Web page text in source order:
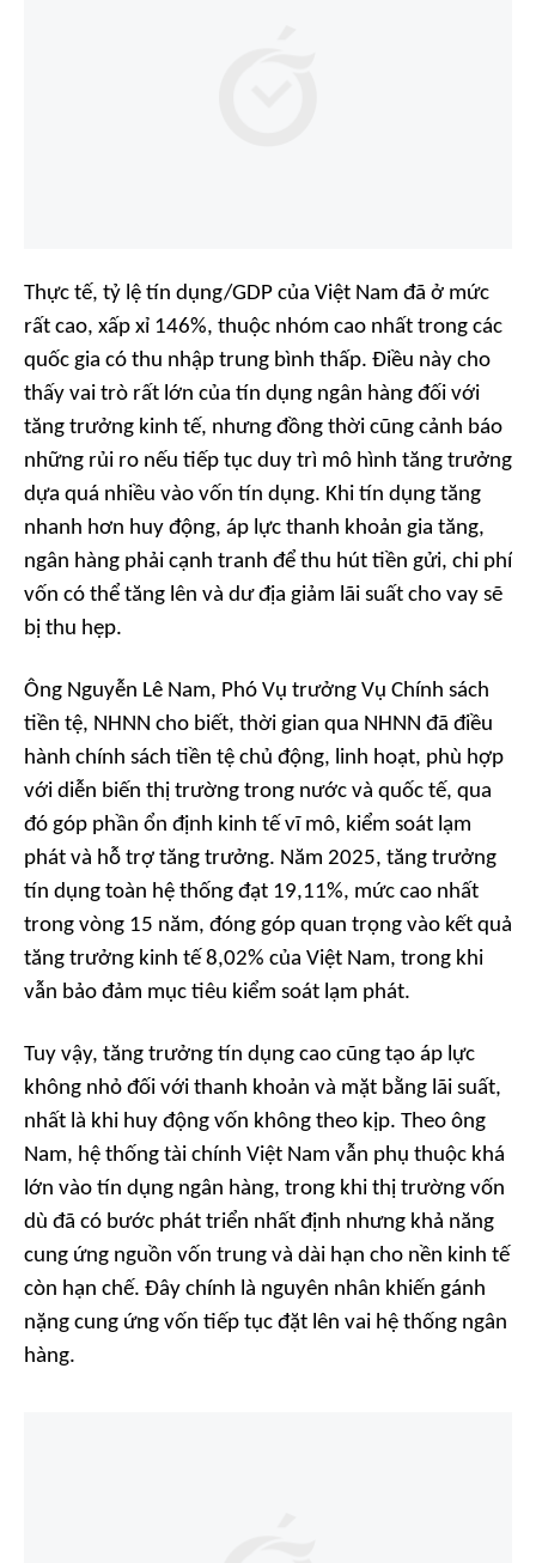
Thực tế, tỷ lệ tín dụng/GDP của Việt Nam đã ở mức
rất cao, xấp xỉ 146%, thuộc nhóm cao nhất trong các
quốc gia có thu nhập trung bình thấp. Điều này cho
thấy vai trò rất lớn của tín dụng ngân hàng đối với
tăng trưởng kinh tế, nhưng đồng thời cũng cảnh báo
những rủi ro nếu tiếp tục duy trì mô hình tăng trưởng
dựa quá nhiều vào vốn tín dụng. Khi tín dụng tăng
nhanh hơn huy động, áp lực thanh khoản gia tăng,
ngân hàng phải cạnh tranh để thu hút tiền gửi, chi phí
vốn có thể tăng lên và dư địa giảm lãi suất cho vay sẽ
bị thu hẹp.
Ông Nguyễn Lê Nam, Phó Vụ trưởng Vụ Chính sách
tiền tệ, NHNN cho biết, thời gian qua NHNN đã điều
hành chính sách tiền tệ chủ động, linh hoạt, phù hợp
với diễn biến thị trường trong nước và quốc tế, qua
đó góp phần ổn định kinh tế vĩ mô, kiểm soát lạm
phát và hỗ trợ tăng trưởng. Năm 2025, tăng trưởng
tín dụng toàn hệ thống đạt 19,11%, mức cao nhất
trong vòng 15 năm, đóng góp quan trọng vào kết quả
tăng trưởng kinh tế 8,02% của Việt Nam, trong khi
vẫn bảo đảm mục tiêu kiểm soát lạm phát.
Tuy vậy, tăng trưởng tín dụng cao cũng tạo áp lực
không nhỏ đối với thanh khoản và mặt bằng lãi suất,
nhất là khi huy động vốn không theo kịp. Theo ông
Nam, hệ thống tài chính Việt Nam vẫn phụ thuộc khá
lớn vào tín dụng ngân hàng, trong khi thị trường vốn
dù đã có bước phát triển nhất định nhưng khả năng
cung ứng nguồn vốn trung và dài hạn cho nền kinh tế
còn hạn chế. Đây chính là nguyên nhân khiến gánh
nặng cung ứng vốn tiếp tục đặt lên vai hệ thống ngân
hàng.